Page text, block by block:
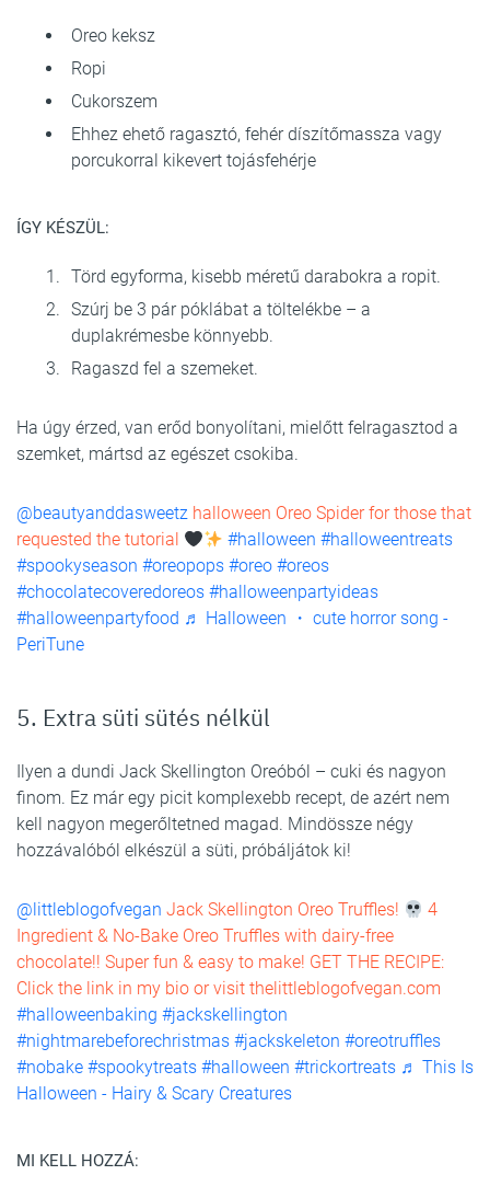
Oreo keksz
Ropi
Cukorszem
Ehhez ehető ragasztó, fehér díszítőmassza vagy
porcukorral kikevert tojásfehérje
ÍGY KÉSZÜL:
Törd egyforma, kisebb méretű darabokra a ropit.
Szúrj be 3 pár póklábat a töltelékbe – a
duplakrémesbe könnyebb.
Ragaszd fel a szemeket.
Ha úgy érzed, van erőd bonyolítani, mielőtt felragasztod a
szemket, mártsd az egészet csokiba.
@beautyanddasweetz halloween Oreo Spider for those that
requested the tutorial
#halloween #halloweentreats
#spookyseason #oreopops #oreo #oreos
#chocolatecoveredoreos #halloweenpartyideas
#halloweenpartyfood ♬ Halloween ・ cute horror song -
PeriTune
5. Extra süti sütés nélkül
Ilyen a dundi Jack Skellington Oreóból – cuki és nagyon
finom. Ez már egy picit komplexebb recept, de azért nem
kell nagyon megerőltetned magad. Mindössze négy
hozzávalóból elkészül a süti, próbáljátok ki!
@littleblogofvegan Jack Skellington Oreo Truffles!
4
Ingredient & No-Bake Oreo Truffles with dairy-free
chocolate!! Super fun & easy to make! GET THE RECIPE:
Click the link in my bio or visit thelittleblogofvegan.com
#halloweenbaking #jackskellington
#nightmarebeforechristmas #jackskeleton #oreotruffles
#nobake #spookytreats #halloween #trickortreats ♬ This Is
Halloween - Hairy & Scary Creatures
MI KELL HOZZÁ: